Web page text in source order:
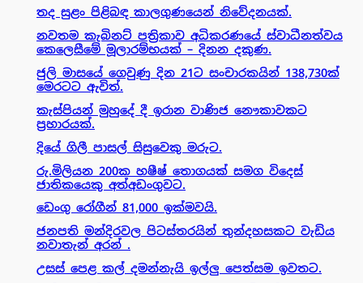
තද සුළං පිළිබඳ කාලගුණයෙන් නිවේදනයක්.
නවතම කැබිනට් පත්‍රිකාව අධිකරණයේ ස්වාධීනත්වය
කෙලෙසීමේ මූලාරම්භයක් – දිනන දකුණ.
ජුලි මාසයේ ගෙවුණු දින 21ට සංචාරකයින් 138,730ක්
මෙරටට ඇවිත්.
කැස්පියන් මුහුදේ දී ඉරාන වාණිජ නෞකාවකට
ප්‍රහාරයක්.
දියේ ගිලී පාසල් සිසුවෙකු මරුට.
රු.මිලියන 200ක හෂීෂ් තොගයක් සමග විදෙස්
ජාතිකයෙකු අත්අඩංගුවට.
ඩෙංගු රෝගීන් 81,000 ඉක්මවයි.
ජනපති මන්දිරවල පිටස්තරයින් තුන්දහසකට වැඩිය
නවාතැන් අරන් .
උසස් පෙළ කල් දමන්නැයි ඉල්ලු පෙත්සම ඉවතට.